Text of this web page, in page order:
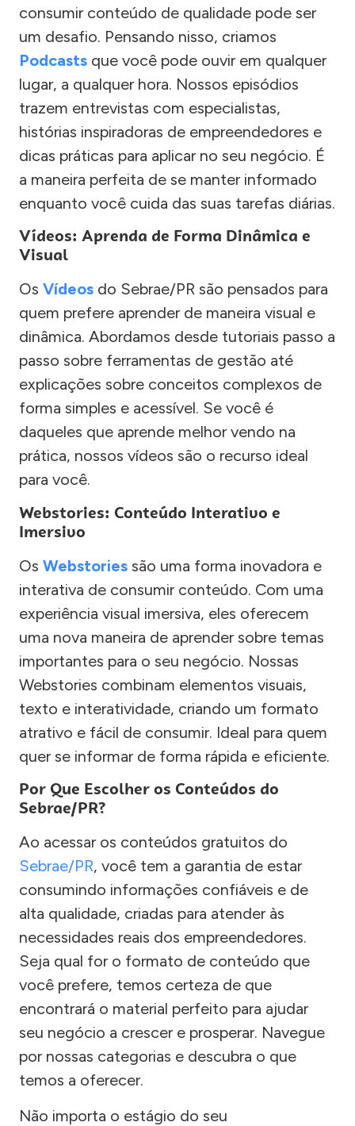
consumir conteúdo de qualidade pode ser
um desafio. Pensando nisso, criamos
Podcasts que você pode ouvir em qualquer
lugar, a qualquer hora. Nossos episódios
trazem entrevistas com especialistas,
histórias inspiradoras de empreendedores e
dicas práticas para aplicar no seu negócio. É
a maneira perfeita de se manter informado
enquanto você cuida das suas tarefas diárias.
Vídeos: Aprenda de Forma Dinâmica e
Visual
Os Vídeos do Sebrae/PR são pensados para
quem prefere aprender de maneira visual e
dinâmica. Abordamos desde tutoriais passo a
passo sobre ferramentas de gestão até
explicações sobre conceitos complexos de
forma simples e acessível. Se você é
daqueles que aprende melhor vendo na
prática, nossos vídeos são o recurso ideal
para você.
Webstories: Conteúdo Interativo e
Imersivo
Os Webstories são uma forma inovadora e
interativa de consumir conteúdo. Com uma
experiência visual imersiva, eles oferecem
uma nova maneira de aprender sobre temas
importantes para o seu negócio. Nossas
Webstories combinam elementos visuais,
texto e interatividade, criando um formato
atrativo e fácil de consumir. Ideal para quem
quer se informar de forma rápida e eficiente.
Por Que Escolher os Conteúdos do
Sebrae/PR?
Ao acessar os conteúdos gratuitos do
Sebrae/PR, você tem a garantia de estar
consumindo informações confiáveis e de
alta qualidade, criadas para atender às
necessidades reais dos empreendedores.
Seja qual for o formato de conteúdo que
você prefere, temos certeza de que
encontrará o material perfeito para ajudar
seu negócio a crescer e prosperar. Navegue
por nossas categorias e descubra o que
temos a oferecer.
Não importa o estágio do seu